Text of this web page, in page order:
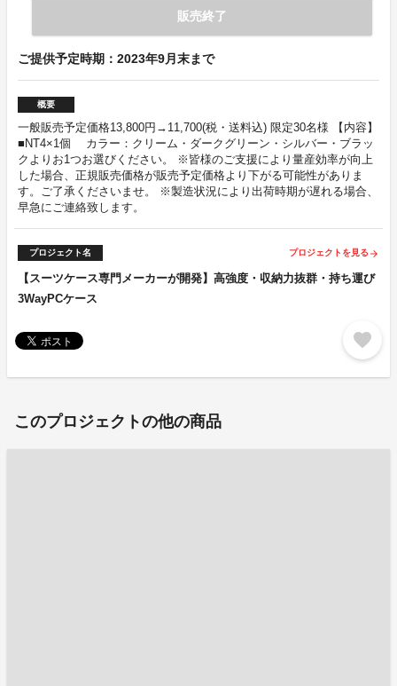
販売終了
ご提供予定時期：2023年9月末まで
概要
一般販売予定価格13,800円→11,700(税・送料込) 限定30名様 【内容】
■NT4×1個 カラー：クリーム・ダークグリーン・シルバー・ブラッ
クよりお1つお選びください。 ※皆様のご支援により量産効率が向上
した場合、正規販売価格が販売予定価格より下がる可能性がありま
す。ご了承くださいませ。 ※製造状況により出荷時期が遅れる場合、
早急にご連絡致します。
プロジェクト名 プロジェクトを見る arrow_forward
【スーツケース専門メーカーが開発】高強度・収納力抜群・持ち運び
3WayPCケース
favorite
このプロジェクトの他の商品